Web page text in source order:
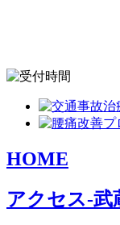
HOME
アクセス-武